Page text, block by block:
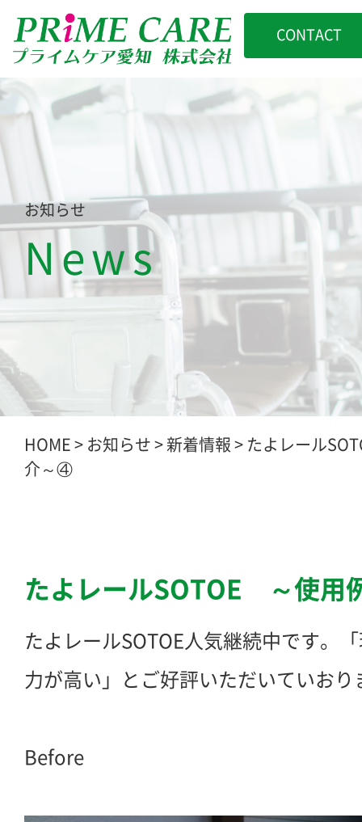
CONTACT
お知らせ
News
HOME > お知らせ > 新着情報 > たよレール
介～④
たよレールSOTOE ～使用
たよレールSOTOE人気継続中です。
力が高い」とご好評いただいていおり
Before